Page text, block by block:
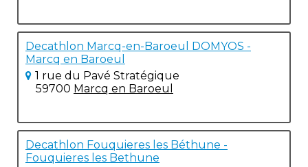
Decathlon Marcq-en-Baroeul DOMYOS -
Marcq en Baroeul
1 rue du Pavé Stratégique
59700 Marcq en Baroeul
Decathlon Fouquieres les Béthune -
Fouquieres les Bethune